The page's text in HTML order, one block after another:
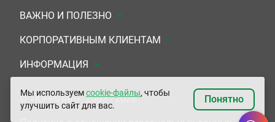
Анализы
Комплексы
УЗИ
ЭКГ/Холтер/СМАД
Приемы врачей
ВАЖНО И ПОЛЕЗНО
Документы для заключения договора
Система скидок
Подарочные сертификаты
Сертификаты на комплексные программы
КОРПОРАТИВНЫМ КЛИЕНТАМ
Медицинским организациям
Прочим организациям
ИНФОРМАЦИЯ
О Компании
Контакты
© «ЮНИЛАБ», 2003 - 2026
Мы используемcookie-файлы, чтобы
улучшить сайт для вас.
Понятно